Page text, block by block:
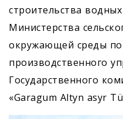
строительства
Министерства
окружающей среды по
производственного
Государственного
«Garagum Altyn asyr